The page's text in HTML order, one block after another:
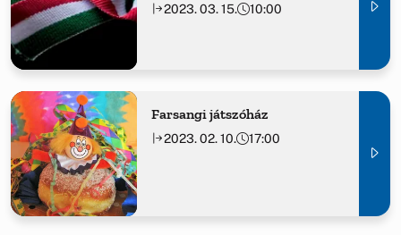
2023. 03. 15. 10:00
Farsangi játszóház
2023. 02. 10. 17:00